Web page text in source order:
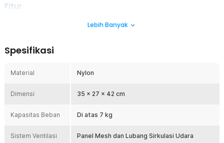
Fitur
Ventilasi Udara Maksimal
Aliran udara yang baik membantu menjaga suhu di dalam tas tetap
sangat penting untuk menjaga kenyamanan kucing maupun anjing
selama perjalanan. Hewan peliharaan dapat bernapas dengan lebih
Panel transparan berbentuk kapsul memberikan pengalaman
perjalanan yang lebih nyaman bagi hewan peliharaan karena
membantu mengurangi rasa cemas dan stres saat berada di dalam
Lebih Banyak
Spesifikasi
Material Nylon
Dimensi 35 x 27 x 42 cm
Kapasitas Beban Di atas 7 kg
Sistem Ventilasi Panel Mesh dan Lubang Sirkulasi Udara